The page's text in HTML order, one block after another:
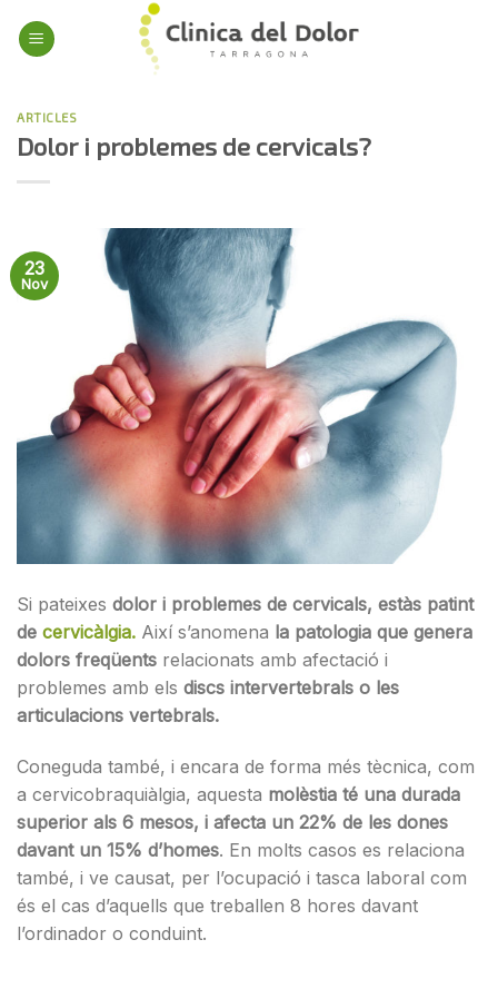
ARTICLES
Dolor i problemes de cervicals?
23
Nov
Si pateixes dolor i problemes de cervicals, estàs patint
de cervicàlgia. Així s’anomena la patologia que genera
dolors freqüents relacionats amb afectació i
problemes amb els discs intervertebrals o les
articulacions vertebrals.
Coneguda també, i encara de forma més tècnica, com
a cervicobraquiàlgia, aquesta molèstia té una durada
superior als 6 mesos, i afecta un 22% de les dones
davant un 15% d’homes. En molts casos es relaciona
també, i ve causat, per l’ocupació i tasca laboral com
és el cas d’aquells que treballen 8 hores davant
l’ordinador o conduint.